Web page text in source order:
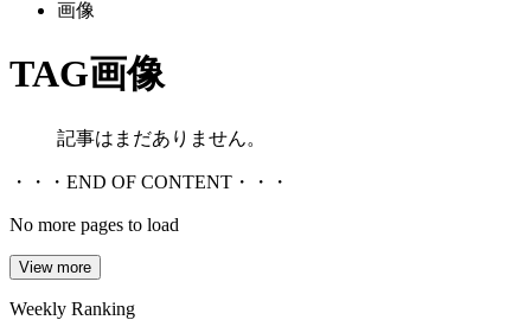
画像
TAG画像
記事はまだありません。
・・・END OF CONTENT・・・
No more pages to load
View more
Weekly Ranking